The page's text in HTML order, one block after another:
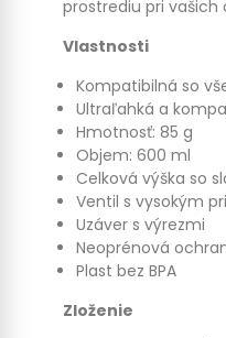
prostrediu pri
Vlastnosti
Kompatibilná so
Ultraľahká a
Hmotnosť: 85 g
Objem: 600 ml
Celková výška so
Ventil s vysokým
Uzáver s výrezmi
Neoprénová
Plast bez BPA
Zloženie